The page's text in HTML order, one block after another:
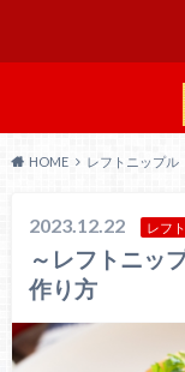
HOME レフトニップル
2023.12.22 レフ
～レフトニッ
作り方